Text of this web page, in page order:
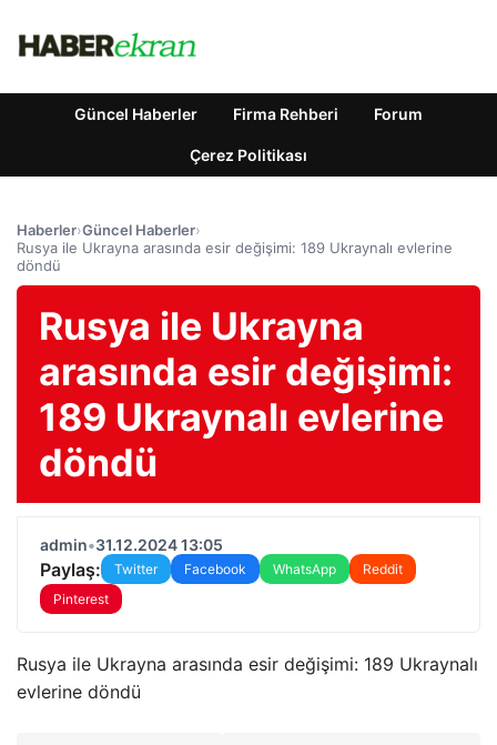
Güncel Haberler Firma Rehberi Forum
Çerez Politikası
Haberler›Güncel Haberler›
Rusya ile Ukrayna arasında esir değişimi: 189 Ukraynalı evlerine
döndü
Rusya ile Ukrayna
arasında esir değişimi:
189 Ukraynalı evlerine
döndü
admin•31.12.2024 13:05
Paylaş: Twitter Facebook WhatsApp
Reddit
Pinterest
Rusya ile Ukrayna arasında esir değişimi: 189 Ukraynalı
evlerine döndü